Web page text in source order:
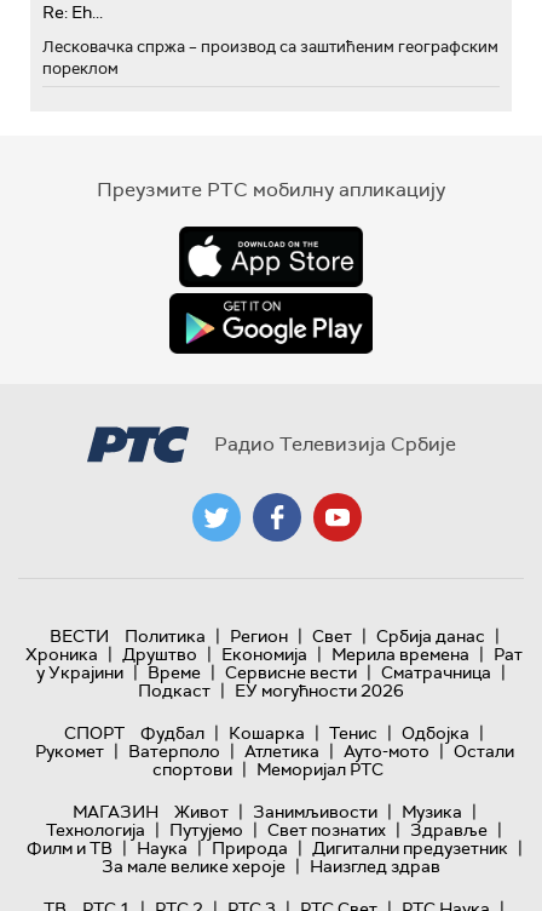
Re: Eh...
Лесковачка спржа – производ са заштићеним географским
пореклом
Преузмите РТС мобилну апликацију
Радио Телевизија Србије
ВЕСТИ Политика | Регион | Свет | Србија данас |
Хроника | Друштво | Економија | Мерила времена | Рат
у Украјини | Време | Сервисне вести | Сматрачница |
Подкаст | ЕУ могућности 2026
СПОРТ
Фудбал | Кошарка | Тенис | Одбојка |
Рукомет | Ватерполо | Атлетика | Ауто-мото | Остали
спортови | Меморијал РТС
МАГАЗИН
Живот | Занимљивости | Музика |
Технологијa | Путујемо | Свет познатих | Здравље |
Филм и ТВ | Наука | Природа | Дигитални предузетник |
За мале велике хероје | Наизглед здрав